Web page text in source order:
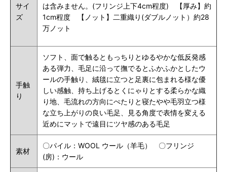
サイ
ズ
は含みません。(フリンジ上下4cm程度) 【厚み】約
1cm程度 【ノット】二重織り(ダブルノット）約28
万ノット
手触
り
ソフト、面で触るともっちりとゆるやかな低反発感
ある弾力、毛足に沿って撫でるとふかふかとしたウ
ールの手触り、絨毯に立つと足裏に包まれる様な優
しい感触、持ち上げるとくにゃりとする柔らかな織
り地、毛流れの方向にぺたりと寝たやや毛羽立つ様
な立ち上がりの良い毛足、見る角度で表情を変える
近めにマットで遠目にツヤ感のある毛足
素材
〇パイル：WOOL ウール（羊毛） 〇フリンジ
(房)：ウール